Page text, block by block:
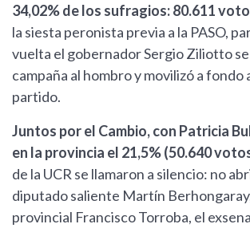
34,02% de los sufragios: 80.611
la siesta peronista previa a la PASO,
vuelta el gobernador Sergio Ziliotto se
campaña al hombro y movilizó a fondo
partido.
Juntos por el Cambio, con Patricia
en la provincia el 21,5% (50.640
de la UCR se llamaron a silencio: no
diputado saliente Martín
provincial Francisco Torroba, el